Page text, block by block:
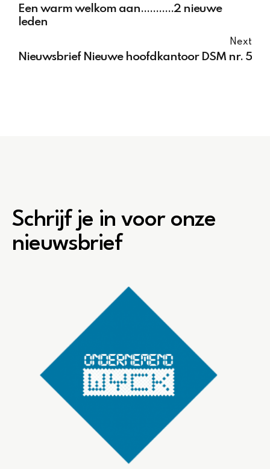
Een warm welkom aan...........2 nieuwe
leden
Next
Nieuwsbrief Nieuwe hoofdkantoor DSM nr. 5
Schrijf je in voor onze
nieuwsbrief